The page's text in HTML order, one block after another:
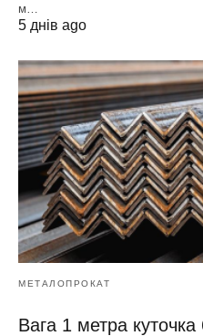
м…
5 днів ago
МЕТАЛОПРОКАТ
Вага 1 метра куточка